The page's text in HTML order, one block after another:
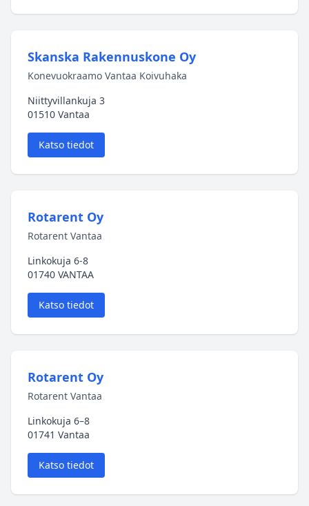
Skanska Rakennuskone Oy
Konevuokraamo Vantaa Koivuhaka
Niittyvillankuja 3
01510 Vantaa
Katso tiedot
Rotarent Oy
Rotarent Vantaa
Linkokuja 6-8
01740 VANTAA
Katso tiedot
Rotarent Oy
Rotarent Vantaa
Linkokuja 6–8
01741 Vantaa
Katso tiedot